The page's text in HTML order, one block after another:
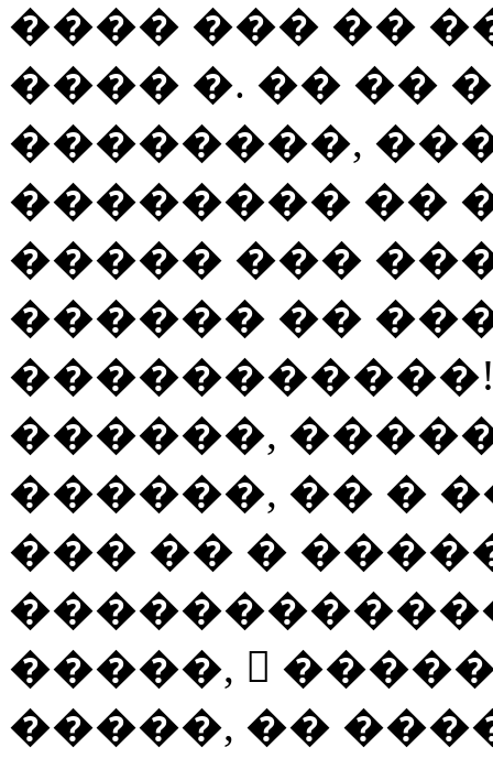
���� ��� ��
���� �. �� ��
��������,
�������� ��
����� ���
������ ��
������,
������, �� �
��� �� �
�����, 򳺿
�����, ��